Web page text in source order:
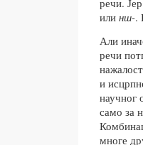
или нш-.
Али
речи
и
научног
само за
многе